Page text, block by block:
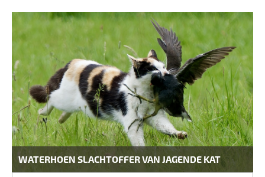
WATERHOEN SLACHTOFFER VAN JAGENDE KAT